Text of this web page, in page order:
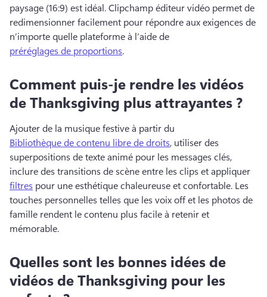
paysage (16:9) est idéal. Clipchamp éditeur vidéo permet de
redimensionner facilement pour répondre aux exigences de
n’importe quelle plateforme à l’aide de
préréglages de proportions.
Comment puis-je rendre les vidéos
de Thanksgiving plus attrayantes ?
Ajouter de la musique festive à partir du
Bibliothèque de contenu libre de droits, utiliser des
superpositions de texte animé pour les messages clés,
inclure des transitions de scène entre les clips et appliquer
filtres pour une esthétique chaleureuse et confortable. Les
touches personnelles telles que les voix off et les photos de
famille rendent le contenu plus facile à retenir et
mémorable.
Quelles sont les bonnes idées de
vidéos de Thanksgiving pour les